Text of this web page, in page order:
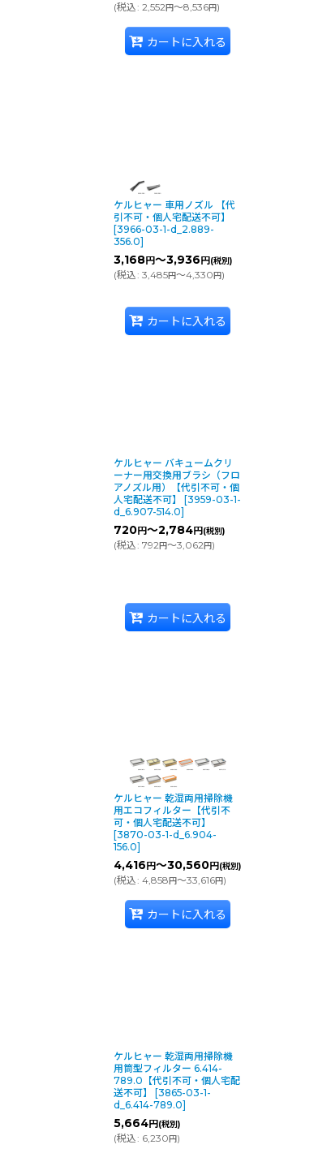
(税込: 2,552円～8,536円)
カートに入れる
ケルヒャー 車用ノズル 【代
引不可・個人宅配送不可】
[3966-03-1-d_2.889-
356.0]
3,168円～3,936円(税別)
(税込: 3,485円～4,330円)
カートに入れる
ケルヒャー バキュームクリ
ーナー用交換用ブラシ（フロ
アノズル用）【代引不可・個
人宅配送不可】
[3959-03-1-
d_6.907-514.0]
720円～2,784円(税別)
(税込: 792円～3,062円)
カートに入れる
ケルヒャー 乾湿両用掃除機
用エコフィルター【代引不
可・個人宅配送不可】
[3870-03-1-d_6.904-
156.0]
4,416円～30,560円(税別)
(税込: 4,858円～33,616円)
カートに入れる
ケルヒャー 乾湿両用掃除機
用筒型フィルター 6.414-
789.0【代引不可・個人宅配
送不可】
[3865-03-1-
d_6.414-789.0]
5,664円(税別)
(税込: 6,230円)